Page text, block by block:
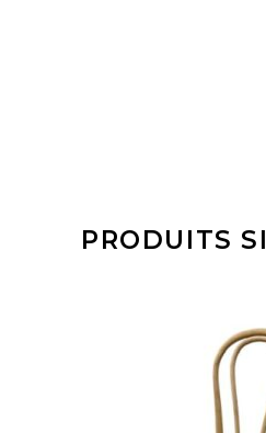
PRODUITS